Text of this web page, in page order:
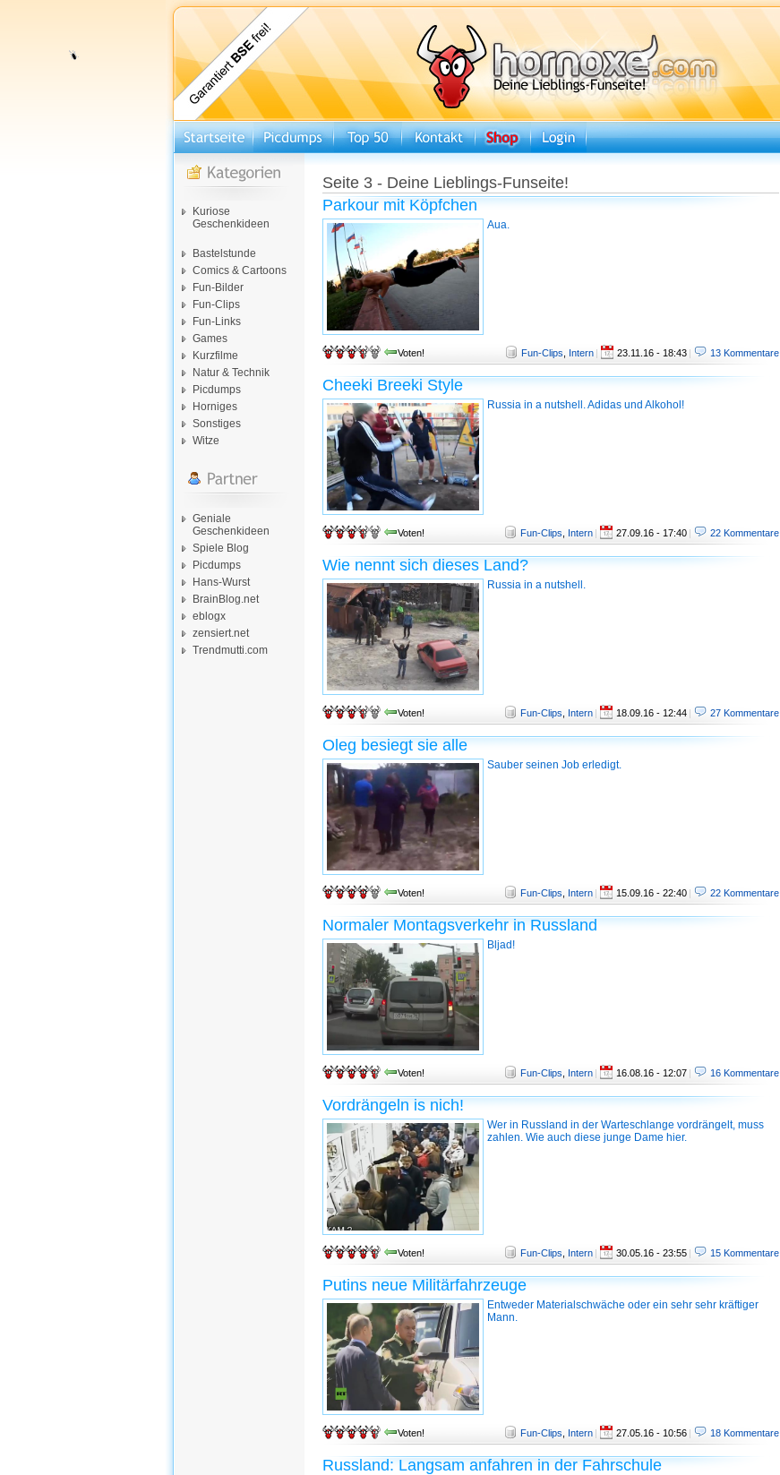
Kuriose
Geschenkideen
Bastelstunde
Comics & Cartoons
Fun-Bilder
Fun-Clips
Fun-Links
Games
Kurzfilme
Natur & Technik
Picdumps
Horniges
Sonstiges
Witze
Geniale
Geschenkideen
Spiele Blog
Picdumps
Hans-Wurst
BrainBlog.net
eblogx
zensiert.net
Trendmutti.com
Seite 3 - Deine Lieblings-Funseite!
Parkour mit Köpfchen
Aua.
Voten! Fun-Clips Intern | 23.11.16 - 18:43 | 13 Kommentare
Cheeki Breeki Style
Russia in a nutshell. Adidas und Alkohol!
Voten! Fun-Clips Intern | 27.09.16 - 17:40 | 22 Kommentare
Wie nennt sich dieses Land?
Russia in a nutshell.
Voten! Fun-Clips Intern | 18.09.16 - 12:44 | 27 Kommentare
Oleg besiegt sie alle
Sauber seinen Job erledigt.
Voten! Fun-Clips Intern | 15.09.16 - 22:40 | 22 Kommentare
Normaler Montagsverkehr in Russland
Bljad!
Voten! Fun-Clips Intern | 16.08.16 - 12:07 | 16 Kommentare
Vordrängeln is nich!
Wer in Russland in der Warteschlange vordrängelt, muss
zahlen. Wie auch diese junge Dame hier.
Voten! Fun-Clips Intern | 30.05.16 - 23:55 | 15 Kommentare
Putins neue Militärfahrzeuge
Entweder Materialschwäche oder ein sehr sehr kräftiger
Mann.
Voten! Fun-Clips Intern | 27.05.16 - 10:56 | 18 Kommentare
Russland: Langsam anfahren in der Fahrschule